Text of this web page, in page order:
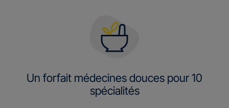
Un forfait médecines douces pour 10
spécialités